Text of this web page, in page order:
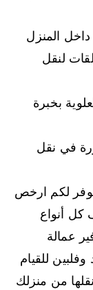
المنزل
لنقل
بخبرة
في نقل
لكم ارخص
كل أنواع
عمالة
للقيام
من منزلك